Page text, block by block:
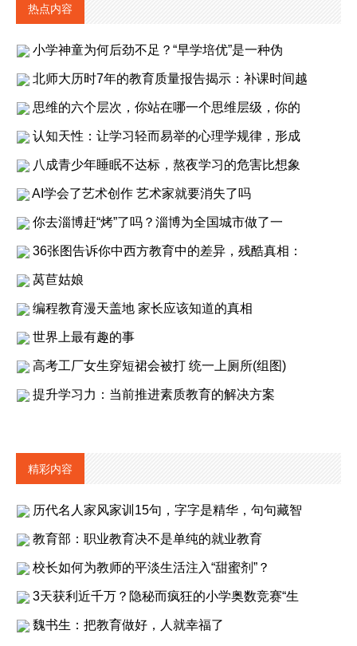
热点内容
小学神童为何后劲不足？“早学培优”是一种伪
北师大历时7年的教育质量报告揭示：补课时间越
思维的六个层次，你站在哪一个思维层级，你的
认知天性：让学习轻而易举的心理学规律，形成
八成青少年睡眠不达标，熬夜学习的危害比想象
AI学会了艺术创作 艺术家就要消失了吗
你去淄博赶“烤”了吗？淄博为全国城市做了一
36张图告诉你中西方教育中的差异，残酷真相：
莴苣姑娘
编程教育漫天盖地 家长应该知道的真相
世界上最有趣的事
高考工厂女生穿短裙会被打 统一上厕所(组图)
提升学习力：当前推进素质教育的解决方案
精彩内容
历代名人家风家训15句，字字是精华，句句藏智
教育部：职业教育决不是单纯的就业教育
校长如何为教师的平淡生活注入“甜蜜剂”？
3天获利近千万？隐秘而疯狂的小学奥数竞赛“生
魏书生：把教育做好，人就幸福了